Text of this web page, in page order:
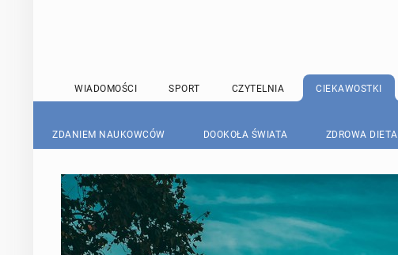
WIADOMOŚCI SPORT CZYTELNIA CIEKAWOSTKI
ZDANIEM NAUKOWCÓW DOOKOŁA ŚWIATA ZDROWA DIETA